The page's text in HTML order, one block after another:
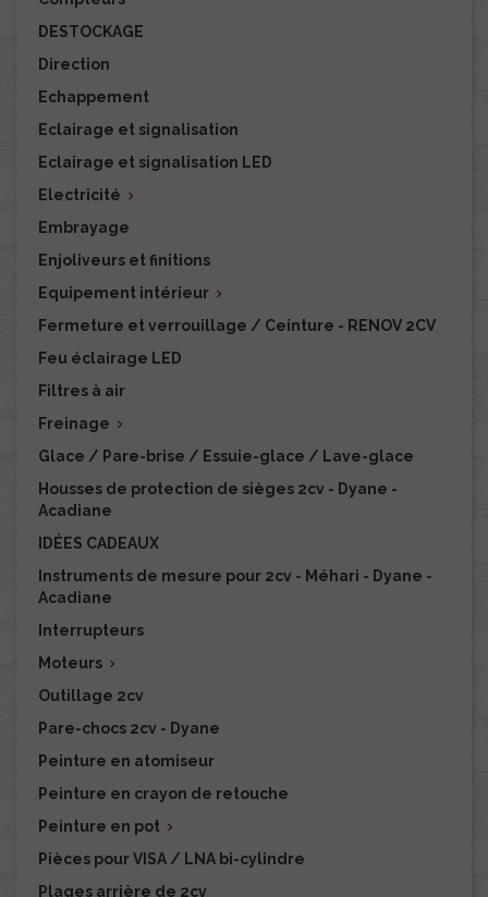
DESTOCKAGE
Direction
Echappement
Eclairage et signalisation
Eclairage et signalisation LED
Electricité 
Embrayage
Enjoliveurs et finitions
Equipement intérieur 
Fermeture et verrouillage / Ceinture - RENOV 2CV
Feu éclairage LED
Filtres à air
Freinage 
Glace / Pare-brise / Essuie-glace / Lave-glace
Housses de protection de sièges 2cv - Dyane -
Acadiane
IDÉES CADEAUX
Instruments de mesure pour 2cv - Méhari - Dyane -
Acadiane
Interrupteurs
Moteurs 
Outillage 2cv
Pare-chocs 2cv - Dyane
Peinture en atomiseur
Peinture en crayon de retouche
Peinture en pot 
Pièces pour VISA / LNA bi-cylindre
Plages arrière de 2cv